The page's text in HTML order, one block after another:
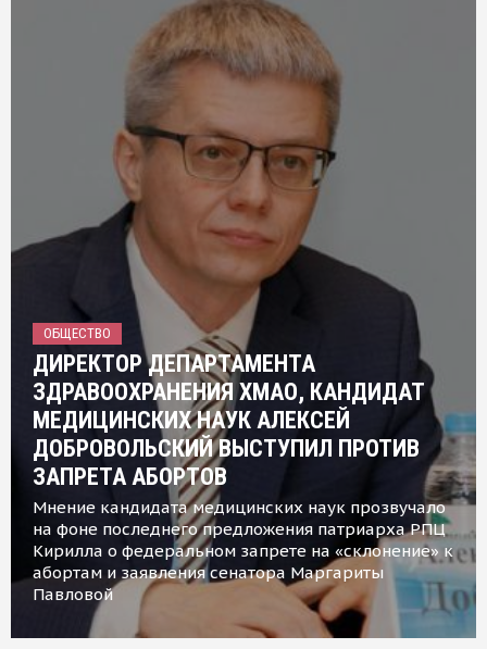
ОБЩЕСТВО
ДИРЕКТОР ДЕПАРТАМЕНТА
ЗДРАВООХРАНЕНИЯ ХМАО, КАНДИДАТ
МЕДИЦИНСКИХ НАУК АЛЕКСЕЙ
ДОБРОВОЛЬСКИЙ ВЫСТУПИЛ ПРОТИВ
ЗАПРЕТА АБОРТОВ
Мнение кандидата медицинских наук прозвучало
на фоне последнего предложения патриарха РПЦ
Кирилла о федеральном запрете на «склонение» к
абортам и заявления сенатора Маргариты
Павловой